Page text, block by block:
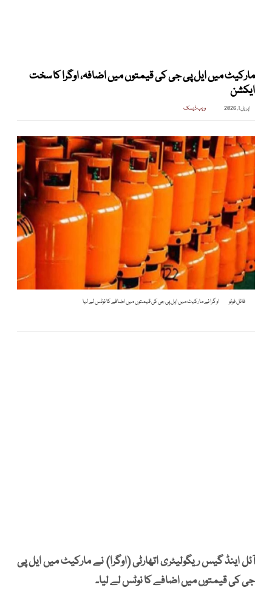
مارکیٹ میں ایل پی جی کی قیمتوں میں اضافہ، اوگرا کا سخت
ایکشن
اپریل 1, 2026 ویب ڈیسک
فائل فوٹو اوگرا نے مارکیٹ میں ایل پی جی کی قیمتوں میں اضافے کا نوٹس لے لیا
آئل اینڈ گیس ریگولیٹری اتھارٹی (اوگرا) نے مارکیٹ میں ایل پی
جی کی قیمتوں میں اضافے کا نوٹس لے لیا۔